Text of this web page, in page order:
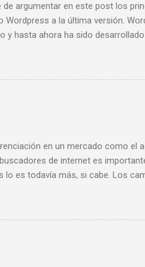
de argumentar en este post los
Wordpress a la última versión.
y hasta ahora ha sido
el rendimiento del sistema en
adecuado de tu
en un mercado como el
de internet es
lo es todavía más, si cabe. Los
casi inmediato, propiciarán una
digital. En la actualidad existen